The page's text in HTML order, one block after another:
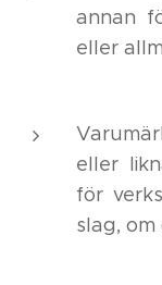
annan
eller
eller
för
slag,